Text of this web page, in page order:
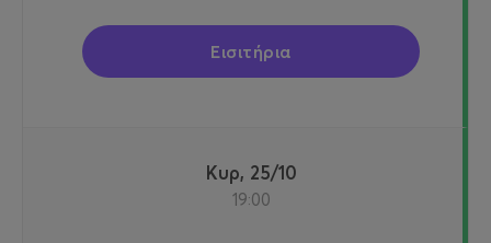
Εισιτήρια
Κυρ, 25/10
19:00